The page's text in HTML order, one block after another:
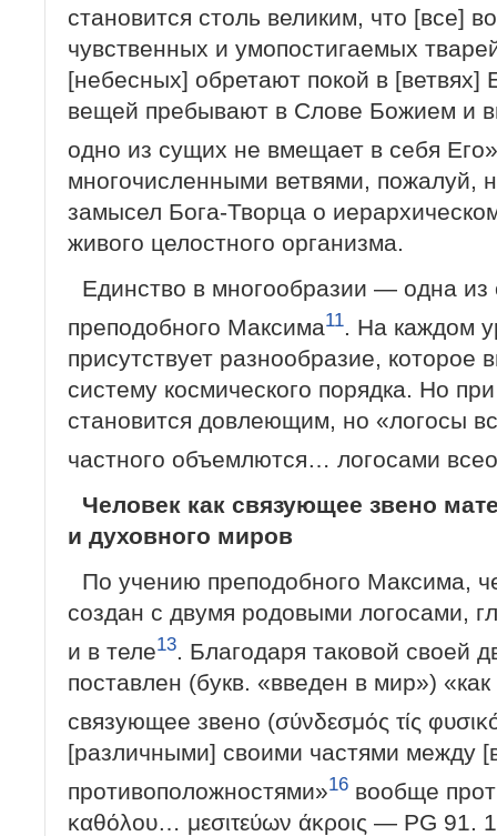
становится столь великим, что [все]
чувственных и умопостигаемых
[небесных] обретают покой в [ветвях]
вещей пребывают в Слове Божием и
одно из сущих не вмещает в себя Его»
многочисленными ветвями, пожалуй,
замысел Бога-Творца о
живого целостного организма.
Единство в многообразии — одна из
преподобного Максима11. На каждом
присутствует разнообразие,
систему космического порядка. Но
становится довлеющим, но «логосы
частного объемлются… логосами
Человек как связующее звено
и духовного миров
По учению преподобного Максима,
создан с двумя родовыми логосами,
и в теле13. Благодаря таковой своей
поставлен (букв. «введен в мир»)
связующее звено (σύνδεσμός τίς
[различными] своими частями между
противоположностями»16 вообще
καθόλου… μεσιτεύων άκροις — PG 91.